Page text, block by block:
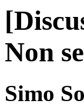
Non
Simo